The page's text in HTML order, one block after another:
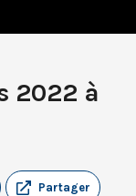
2022 à
Partager